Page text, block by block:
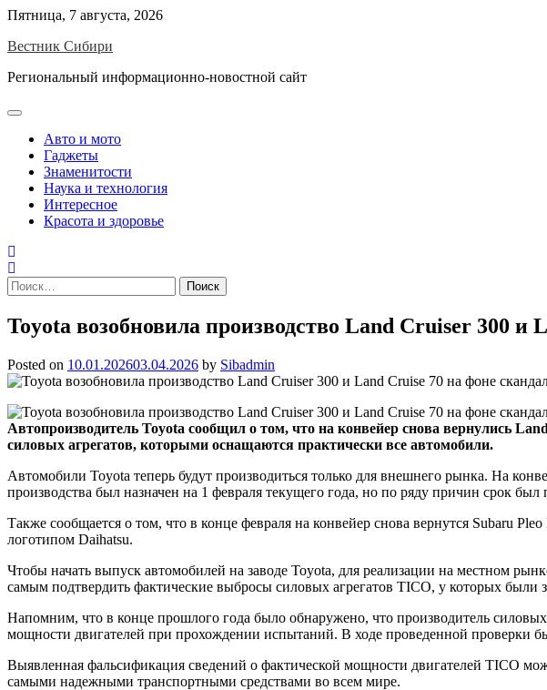
Skip
content
Пятница, 7 августа, 2026
Вестник Сибири
Региональный информационно-новостной сайт
Авто и мото
Гаджеты
Знаменитости
Наука и технология
Интересное
Красота и здоровье
Найти:
Toyota возобновила производство Land Cruiser 300
Posted on 10.01.202603.04.2026 by Sibadmin
Автопроизводитель Toyota сообщил о том, что на конвейер снова вернулись
силовых агрегатов, которыми оснащаются практически все автомобили.
Автомобили Toyota теперь будут производиться только для внешнего рынка. На
производства был назначен на 1 февраля текущего года, но по ряду причин срок был
Также сообщается о том, что в конце февраля на конвейер снова вернутся Subaru
логотипом Daihatsu.
Чтобы начать выпуск автомобилей на заводе Toyota, для реализации на местном
самым подтвердить фактические выбросы силовых агрегатов TICO, у которых были
Напомним, что в конце прошлого года было обнаружено, что производитель
мощности двигателей при прохождении испытаний. В ходе проведенной проверки
Выявленная фальсификация сведений о фактической мощности двигателей TICO
самыми надежными транспортными средствами во всем мире.